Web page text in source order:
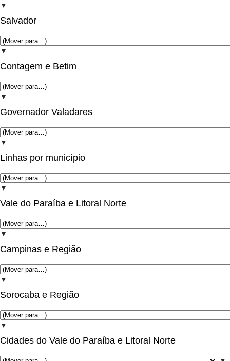
▼
Salvador
▼
Contagem e Betim
▼
Governador Valadares
▼
Linhas por município
▼
Vale do Paraíba e Litoral Norte
▼
Campinas e Região
▼
Sorocaba e Região
▼
Cidades do Vale do Paraíba e Litoral Norte